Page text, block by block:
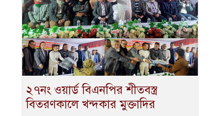
২৭নং ওয়ার্ড বিএনপির শীতবস্ত্র
বিতরণকালে খন্দকার মুক্তাদির